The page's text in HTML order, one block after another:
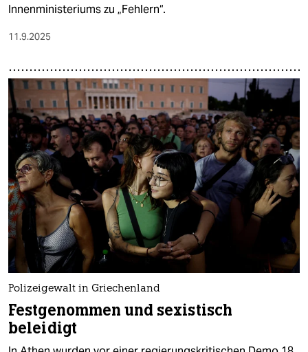
Innenministeriums zu „Fehlern“.
11.9.2025
Polizeigewalt in Griechenland
Festgenommen und sexistisch
beleidigt